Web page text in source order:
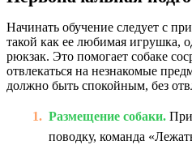
Начинать обучение следует с
такой как ее любимая игрушка,
рюкзак. Это помогает собаке
отвлекаться на незнакомые
должно быть спокойным, без
Размещение собаки.
поводку, команда